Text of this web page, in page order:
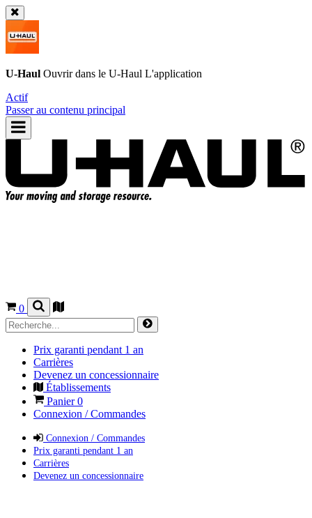
U-Haul Ouvrir dans le U-Haul L'application
Actif
Passer au contenu principal
0
Prix garanti pendant 1 an
Carrières
Devenez un concessionnaire
Établissements
Panier0
Connexion / Commandes
Connexion / Commandes
Prix garanti pendant 1 an
Carrières
Devenez un concessionnaire